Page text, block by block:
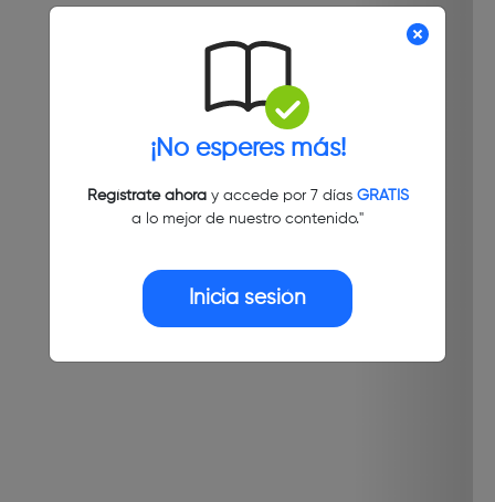
¡No esperes más!
Regístrate ahoray accede por 7 días GRATIS
a lo mejor de nuestro contenido."
Inicia sesión